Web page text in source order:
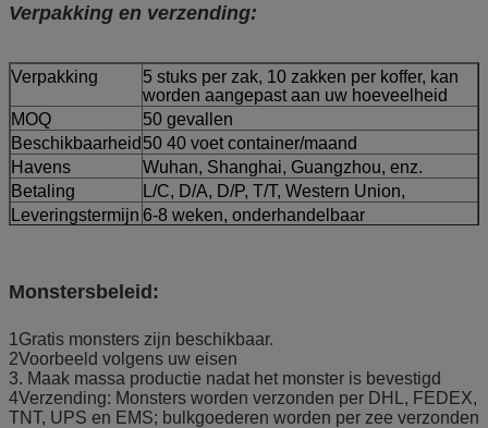
Verpakking en verzending:
Verpakking
5 stuks per zak, 10 zakken per koffer, kan
worden aangepast aan uw hoeveelheid
MOQ
50 gevallen
Beschikbaarheid 50 40 voet container/maand
Havens
Wuhan, Shanghai, Guangzhou, enz.
Betaling
L/C, D/A, D/P, T/T, Western Union,
Leveringstermijn 6-8 weken, onderhandelbaar
Monstersbeleid:
1Gratis monsters zijn beschikbaar.
2Voorbeeld volgens uw eisen
3. Maak massa productie nadat het monster is bevestigd
4Verzending: Monsters worden verzonden per DHL, FEDEX,
TNT, UPS en EMS; bulkgoederen worden per zee verzonden